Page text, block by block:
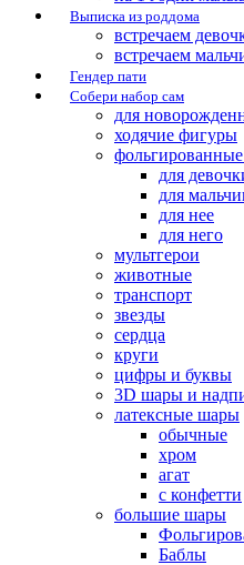
Выписка из роддома
встречаем
встречаем
Гендер пати
Собери набор сам
для
ходячие фигуры
для
для
для нее
для него
мультгерои
животные
транспорт
звезды
сердца
круги
цифры и буквы
3D шары и
латексные шары
обычные
хром
агат
с конфетти
большие шары
Баблы